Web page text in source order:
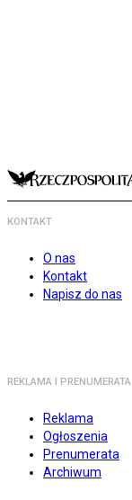
KONTAKT
O nas
Kontakt
Napisz do nas
REKLAMA I PRENUMERATA
Reklama
Ogłoszenia
Prenumerata
Archiwum